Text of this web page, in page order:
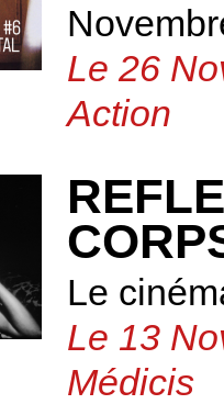
Le 26
Action
Le
Le 13
Médicis